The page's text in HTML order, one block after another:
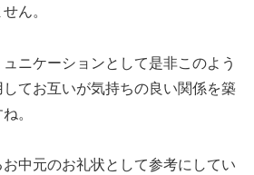
ん。
ニケーションとして是非このよう
てお互いが気持ちの良い関係を築
。
中元のお礼状として参考にしてい